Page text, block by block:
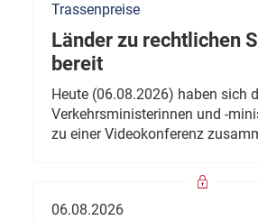
Trassenpreise
Länder zu rechtlichen
bereit
Heute (06.08.2026) haben sich
Verkehrsministerinnen und -
zu einer Videokonferenz
06.08.2026